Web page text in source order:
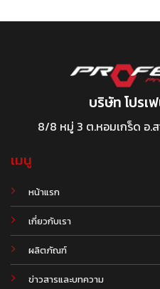
บริษัท โปรเ
8/8 หมู่ 3 ต.หอมเกร็ด อ.
เมนู
หน้าแรก
เกี่ยวกับเรา
ผลิตภัณฑ์
ข่าวสารและบทความ
.